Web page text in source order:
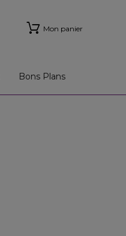
Mon panier
Bons Plans